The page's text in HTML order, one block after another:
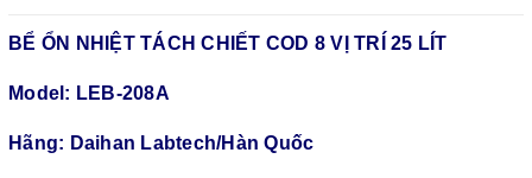
BỂ ỔN NHIỆT TÁCH CHIẾT COD 8 VỊ TRÍ 25 LÍT
Model: LEB-208A
Hãng: Daihan Labtech/Hàn Quốc